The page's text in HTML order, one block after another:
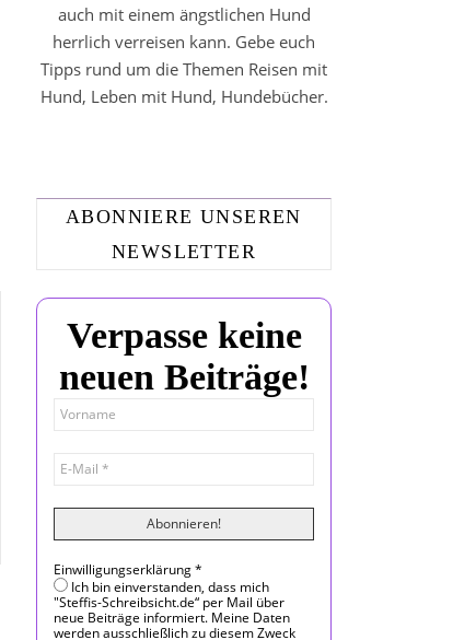
auch mit einem ängstlichen Hund
herrlich verreisen kann. Gebe euch
Tipps rund um die Themen Reisen mit
Hund, Leben mit Hund, Hundebücher.
ABONNIERE UNSEREN
NEWSLETTER
Verpasse keine
neuen Beiträge!
Einwilligungserklärung*
Ich bin einverstanden, dass mich
"Steffis-Schreibsicht.de“ per Mail über
neue Beiträge informiert. Meine Daten
werden ausschließlich zu diesem Zweck